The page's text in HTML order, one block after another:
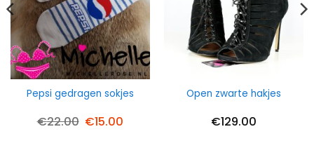
Pepsi gedragen sokjes
€22.00 Oorspronkelijke
€15.00
Open zwarte hakjes
€129.00